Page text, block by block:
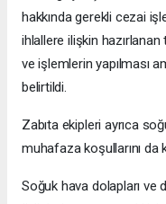
hakkında gerekli cezai
ihlallere ilişkin
ve işlemlerin yapılması
belirtildi.
Zabıta ekipleri ayrıca
muhafaza koşullarını da
Soğuk hava dolapları ve